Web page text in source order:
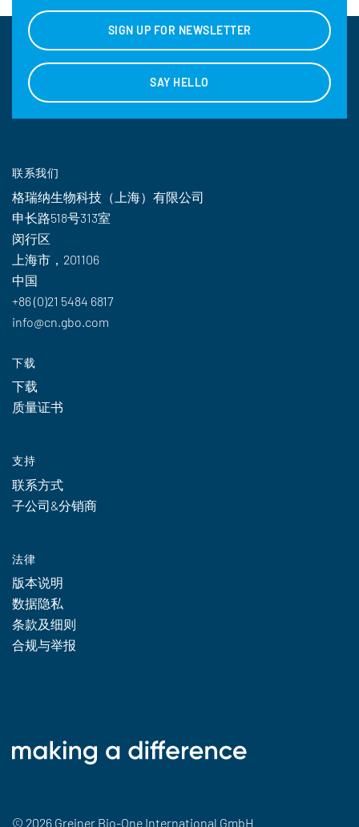
SIGN UP FOR NEWSLETTER
SAY HELLO
联系我们
格瑞纳生物科技（上海）有限公司
申长路518号313室
闵行区
上海市，201106
中国
+86 (0)21 5484 6817
info@cn.gbo.com
下载
下载
质量证书
支持
联系方式
子公司&分销商
法律
版本说明
数据隐私
条款及细则
合规与举报
© 2026 Greiner Bio-One International GmbH